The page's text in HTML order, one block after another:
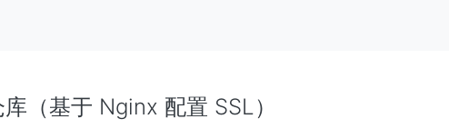
（基于 Nginx 配置 SSL）